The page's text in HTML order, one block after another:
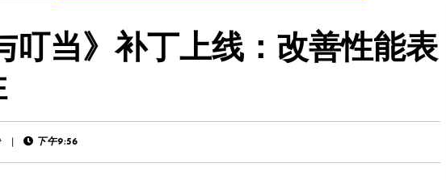
叮当》补丁上线：改善性能表
下午9:56